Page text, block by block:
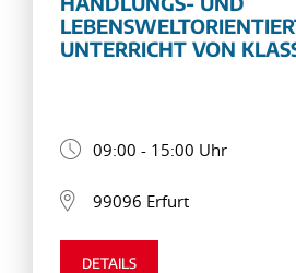
UNTERRICHT VON
09:00 - 15:00 Uhr
99096 Erfurt
DETAILS